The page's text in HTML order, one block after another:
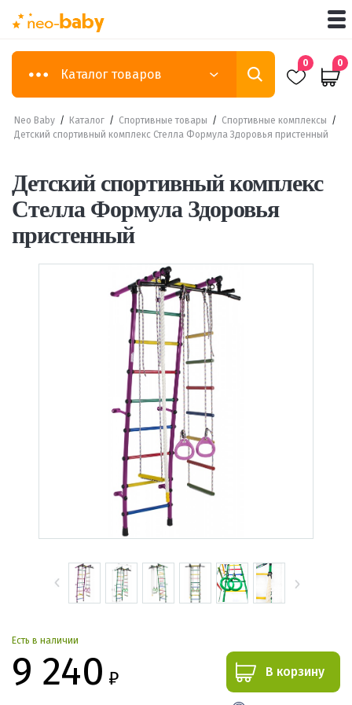
Каталог товаров
0 0
Neo Baby / Каталог / Спортивные товары / Спортивные комплексы /
Детский спортивный комплекс Стелла Формула Здоровья пристенный
Детский спортивный комплекс
Стелла Формула Здоровья
пристенный
Есть в наличии
9 240 ₽ В корзину